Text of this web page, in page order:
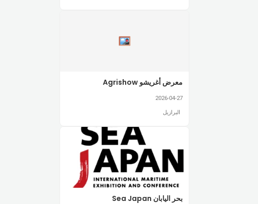
معرض أغريشو Agrishow
2026-04-27
البرازيل
بحر اليابان Sea Japan